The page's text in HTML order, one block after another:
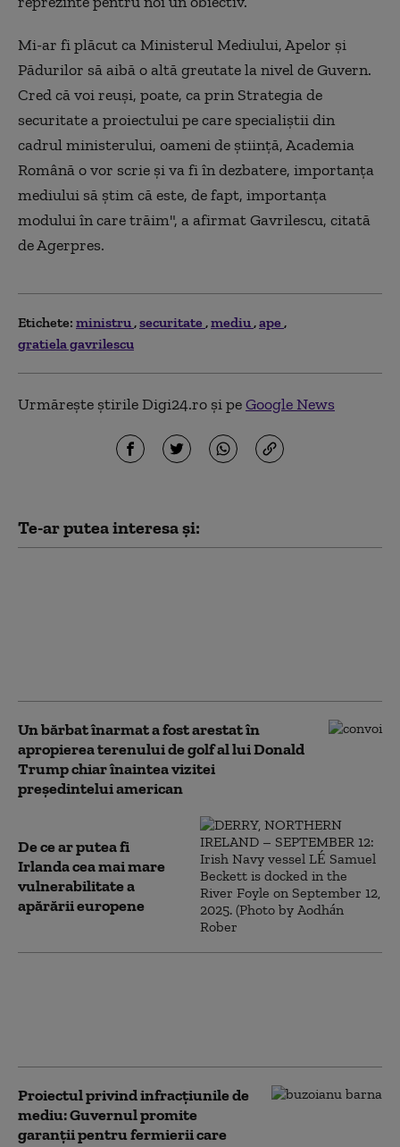
Mi-ar fi plăcut ca Ministerul Mediului, Apelor și
Pădurilor să aibă o altă greutate la nivel de Guvern.
Cred că voi reuși, poate, ca prin Strategia de
securitate a proiectului pe care specialiștii din
cadrul ministerului, oameni de știință, Academia
Română o vor scrie și va fi în dezbatere, importanța
mediului să știm că este, de fapt, importanța
modului în care trăim", a afirmat Gavrilescu, citată
de Agerpres.
Etichete: ministru securitate mediu ape
gratiela gavrilescu
Urmărește știrile Digi24.ro și peGoogle News
Te-ar putea interesa și:
Un bărbat înarmat a fost arestat în
apropierea terenului de golf al lui Donald
Trump chiar înaintea vizitei
președintelui american
De ce ar putea fi
Irlanda cea mai mare
vulnerabilitate a
apărării europene
Proiectul privind infracțiunile de
mediu: Guvernul promite
garanții pentru fermierii care